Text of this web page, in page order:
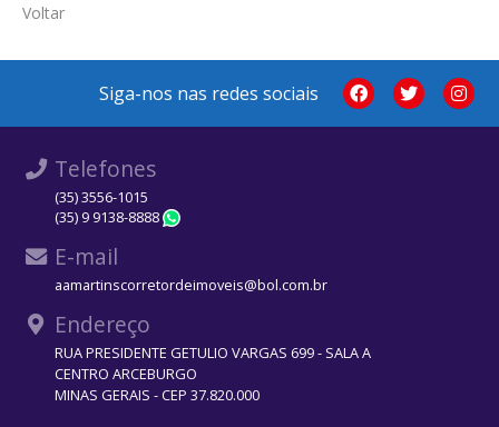
Voltar
Siga-nos nas redes sociais
Telefones
(35) 3556-1015
(35) 9 9138-8888
E-mail
aamartinscorretordeimoveis@bol.com.br
Endereço
RUA PRESIDENTE GETULIO VARGAS 699 - SALA A
CENTRO ARCEBURGO
MINAS GERAIS - CEP 37.820.000